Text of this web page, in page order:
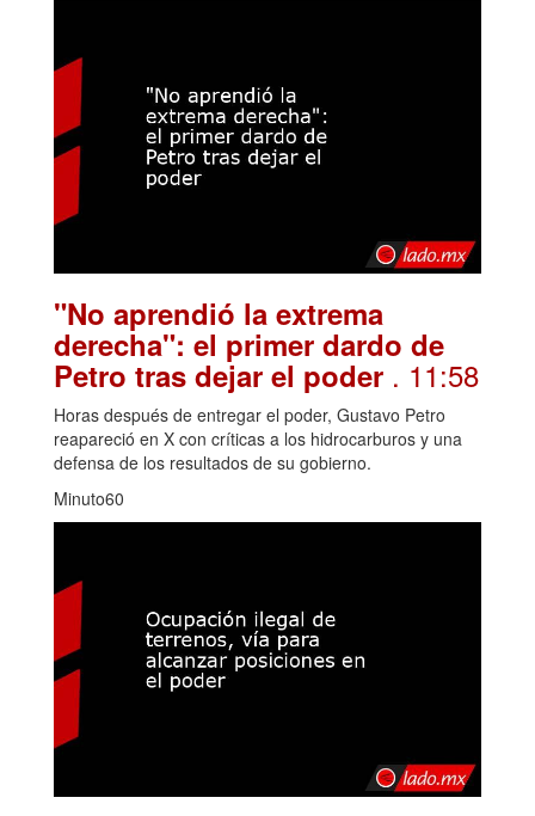
"No aprendió la extrema
derecha": el primer dardo de
Petro tras dejar el poder . 11:58
Horas después de entregar el poder, Gustavo Petro
reapareció en X con críticas a los hidrocarburos y una
defensa de los resultados de su gobierno.
Minuto60